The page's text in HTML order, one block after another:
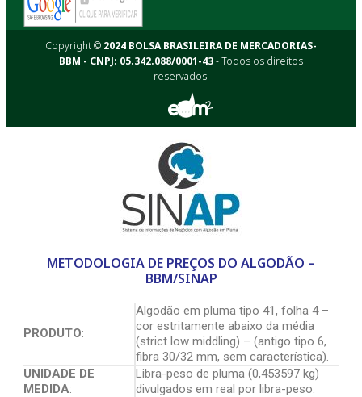
Copyright © 2024 BOLSA BRASILEIRA DE MERCADORIAS-
BBM - CNPJ: 05.342.088/0001-43- Todos os direitos
reservados.
METODOLOGIA DE PREÇOS DO ALGODÃO –
BBM/SINAP
PRODUTO:
Algodão em pluma tipo 41, folha 4 –
cor estritamente abaixo da média
(strict low middling) – (antigo tipo 6,
fibra 30/32 mm, sem característica).
UNIDADE DE
MEDIDA:
Libra-peso de pluma (0,453597 kg)
divulgados em real por libra-peso.